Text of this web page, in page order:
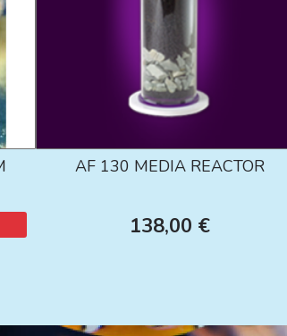
AF 130 MEDIA REACTOR
138,00 €